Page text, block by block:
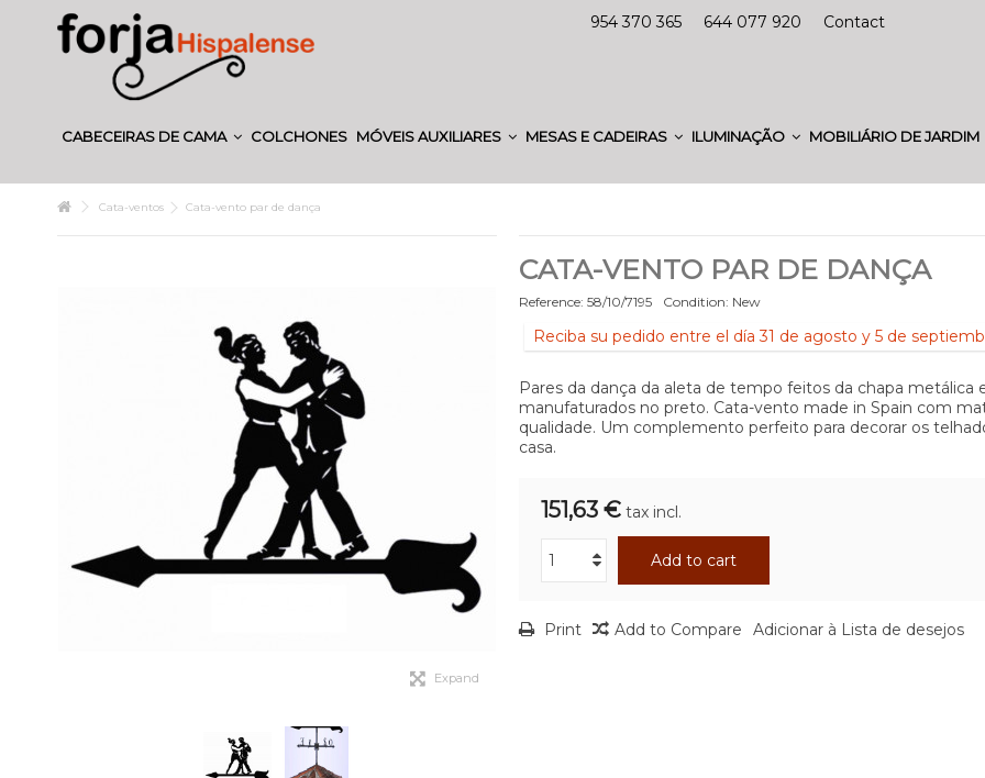
954 370 365 644 077 920 Contact
CABECEIRAS DE CAMA COLCHONES MÓVEIS AUXILIARES MESAS E CADEIRAS ILUMINAÇÃO MOBILIÁRIO DE JARDIM
Cata-ventos Cata-vento par de dança
Expand
CATA-VENTO PAR DE DANÇA
Reference: 58/10/7195 Condition: New
Reciba su pedido entre el día 31 de agosto y 5 de
Pares da dança da aleta de tempo feitos da chapa metálica
manufaturados no preto. Cata-vento made in Spain com
qualidade. Um complemento perfeito para decorar os
casa.
151,63 € tax incl.
Add to cart
Print Add to Compare Adicionar à Lista de desejos